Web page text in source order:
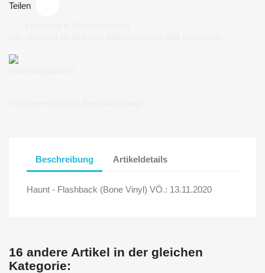
Teilen
Beschreibung Artikeldetails
Haunt - Flashback (Bone Vinyl) VÖ.: 13.11.2020
16 andere Artikel in der gleichen
Kategorie: